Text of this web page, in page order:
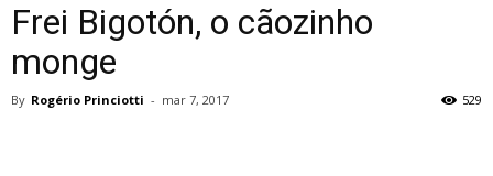
Frei Bigotón, o cãozinho
monge
By Rogério Princiotti - mar 7, 2017 529